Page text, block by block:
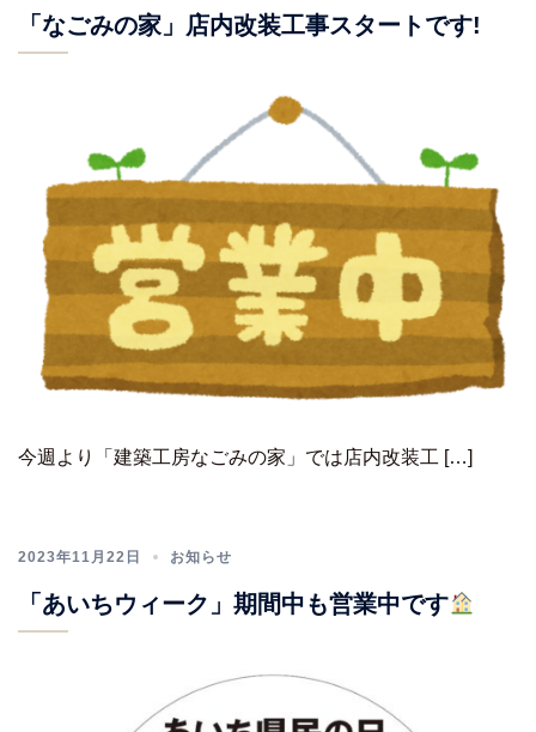
「なごみの家」店内改装工事スタートです!
今週より「建築工房なごみの家」では店内改装工 […]
2023年11月22日 お知らせ
「あいちウィーク」期間中も営業中です